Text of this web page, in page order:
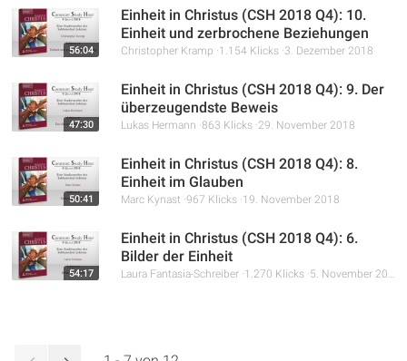
56:04
Einheit in Christus (CSH 2018 Q4): 10.
Einheit und zerbrochene Beziehungen
Christopher Kramp 1.154 Klicks 3. Dezember 2018
47:30
Einheit in Christus (CSH 2018 Q4): 9. Der
überzeugendste Beweis
Lukas Hermann 863 Klicks 29. November 2018
50:41
Einheit in Christus (CSH 2018 Q4): 8.
Einheit im Glauben
Marc Kynast 967 Klicks 19. November 2018
54:17
Einheit in Christus (CSH 2018 Q4): 6.
Bilder der Einheit
Laura Fantasia-Schreiber 1.270 Klicks 5. November 2018